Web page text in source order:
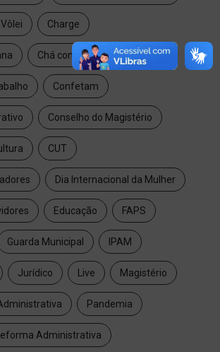
Charge
Chá com Conversa
Confetam
Conselho do Magistério
CUT
Dia Internacional da Mulher
Educação FAPS
Guarda Municipal IPAM
Jurídico Live Magistério
Pandemia
Administrativa